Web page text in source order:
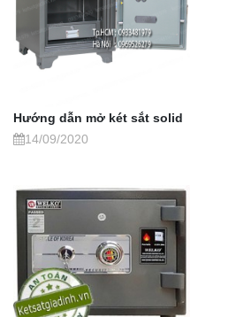
Hướng dẫn mở két sắt solid
14/09/2020